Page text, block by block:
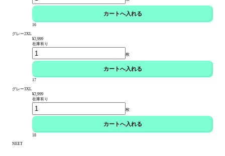
16
グレー2XL
¥2,999
在庫有り
枚
17
グレー3XL
¥2,999
在庫有り
枚
18
NEET